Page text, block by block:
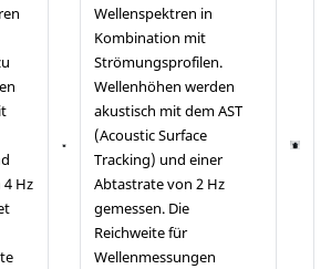
Hz
Wellenspektren in
Kombination mit
Strömungsprofilen.
Wellenhöhen werden
akustisch mit dem AST
(Acoustic Surface
Tracking) und einer
Abtastrate von 2 Hz
gemessen. Die
Reichweite für
Wellenmessungen